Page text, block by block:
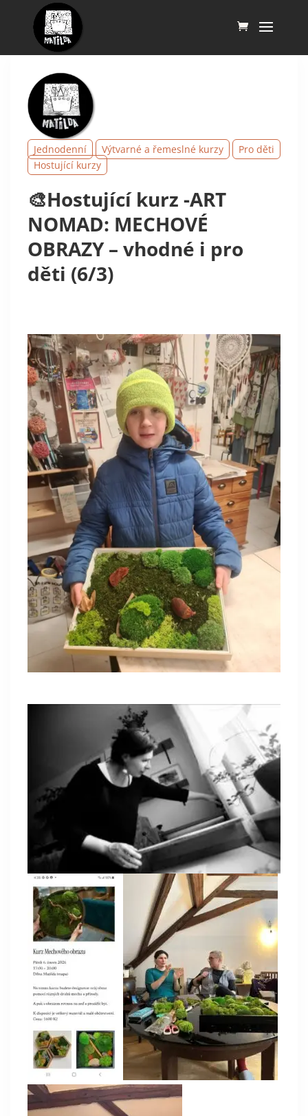
Jednodenní Výtvarné a řemeslné kurzy
Pro děti
Hostující kurzy
🎨Hostující kurz -ART
NOMAD: MECHOVÉ
OBRAZY – vhodné i pro
děti (6/3)